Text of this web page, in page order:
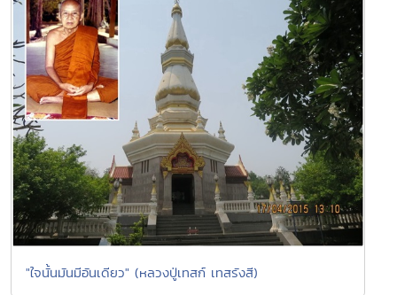
"ใจนั้นมันมีอันเดียว" (หลวงปู่เทสก์ เทสรังสี)